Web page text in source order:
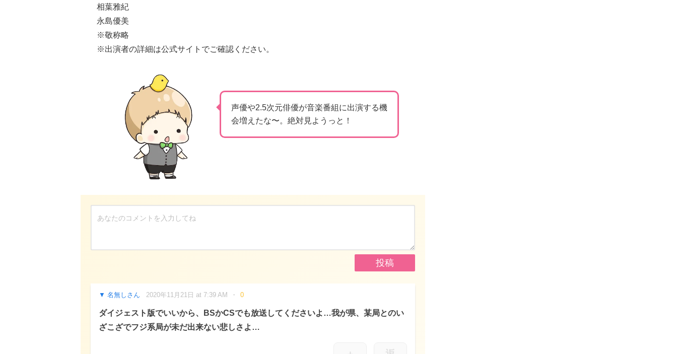
相葉雅紀
永島優美
※敬称略
※出演者の詳細は公式サイトでご確認ください。
声優や2.5次元俳優が音楽番組に出演する機
会増えたな〜。絶対見ようっと！
名無しさん 2020年11月21日 at 7:39 AM 0
ダイジェスト版でいいから、BSかCSでも放送してくださいよ…我が県、某局とのい
ざこざでフジ系局が未だ出来ない悲しさよ…